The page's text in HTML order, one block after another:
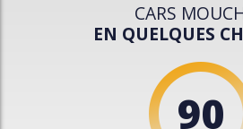
CARS
EN QUELQUES
90